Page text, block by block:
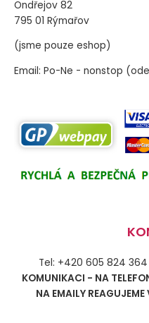
Ondřejov 82
795 01 Rýmařov
(jsme pouze eshop)
Email: Po-Ne - nonstop
Tel: +420 605 824
KOMUNIKACI - NA
NA EMAILY